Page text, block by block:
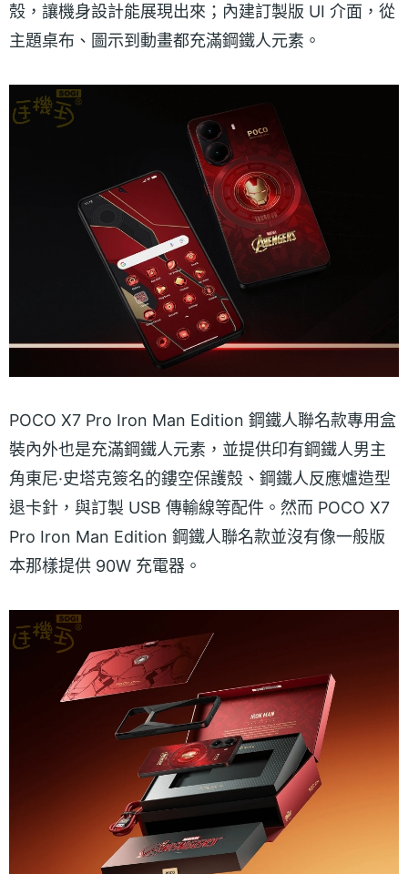
殼，讓機身設計能展現出來；內建訂製版 UI 介面，從
主題桌布、圖示到動畫都充滿鋼鐵人元素。
POCO X7 Pro Iron Man Edition 鋼鐵人聯名款專用盒
裝內外也是充滿鋼鐵人元素，並提供印有鋼鐵人男主
角東尼·史塔克簽名的鏤空保護殼、鋼鐵人反應爐造型
退卡針，與訂製 USB 傳輸線等配件。然而 POCO X7
Pro Iron Man Edition 鋼鐵人聯名款並沒有像一般版
本那樣提供 90W 充電器。